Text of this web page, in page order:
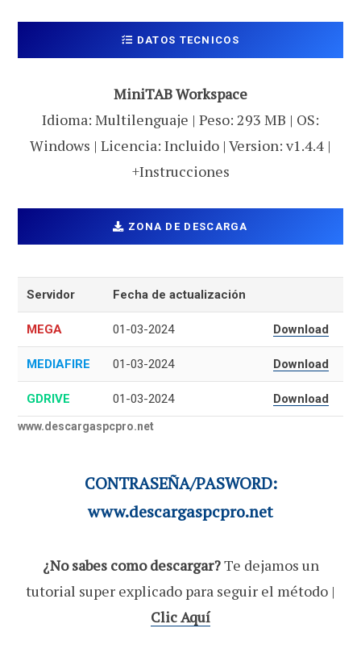
DATOS TECNICOS
MiniTAB Workspace
Idioma: Multilenguaje | Peso: 293 MB | OS:
Windows | Licencia: Incluido | Version: v1.4.4 |
+Instrucciones
ZONA DE DESCARGA
Servidor Fecha de actualización
MEGA 01-03-2024 Download
MEDIAFIRE 01-03-2024 Download
GDRIVE 01-03-2024 Download
www.descargaspcpro.net
CONTRASEÑA/PASWORD:
www.descargaspcpro.net
¿No sabes como descargar?Te dejamos un
tutorial super explicado para seguir el método |
Clic Aquí